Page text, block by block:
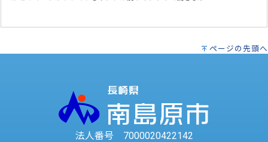
ページの先頭へ
法人番号 7000020422142